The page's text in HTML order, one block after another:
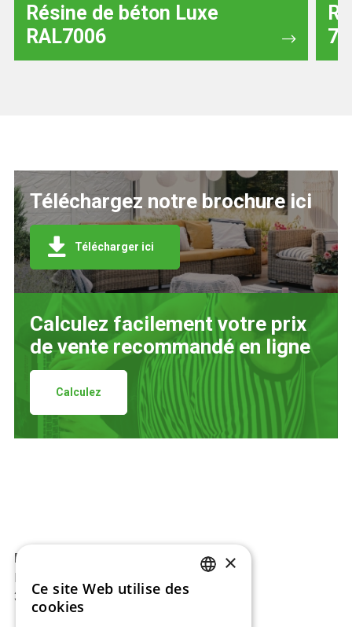
Résine de béton Luxe
RAL7006
Téléchargez notre brochure ici
Télécharger ici
Calculez facilement votre prix
de vente recommandé en ligne
Calculez
BAJ-Beton™
Europark 2002
3530 Houthalen, Belgique
×
Ce site Web utilise des
cookies